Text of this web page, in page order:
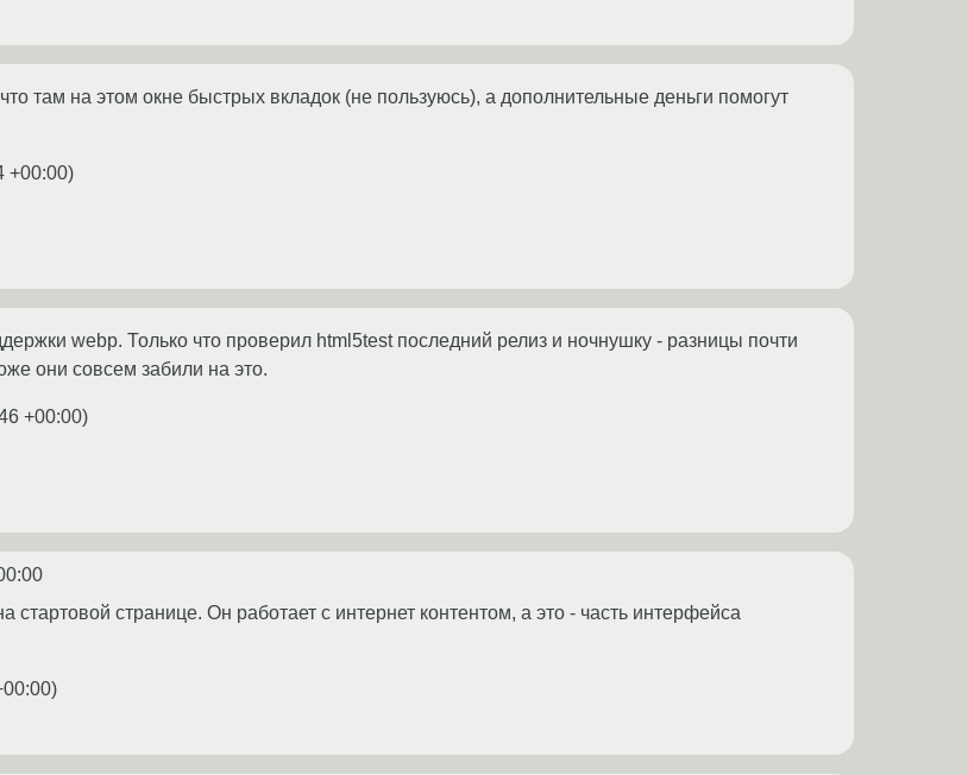
там на этом окне быстрых вкладок (не пользуюсь), а дополнительные деньги помогут
+00:00)
webp. Только что проверил html5test последний релиз и ночнушку - разницы почти
они совсем забили на это.
+00:00)
странице. Он работает с интернет контентом, а это - часть интерфейса
)